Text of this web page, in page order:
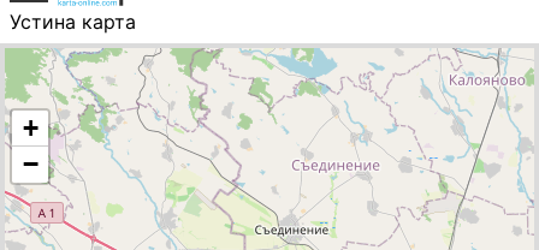
Устина карта
Болгарія, список міст
+
−